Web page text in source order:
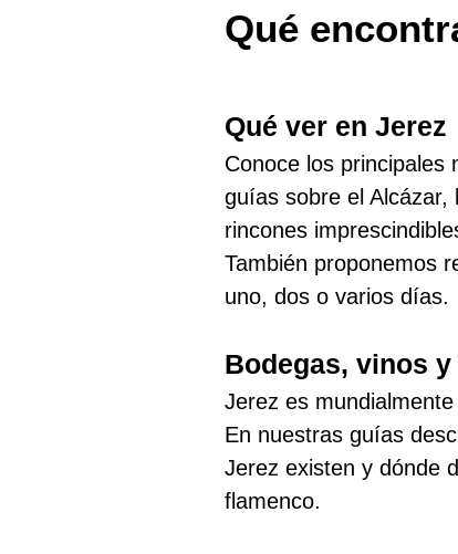
Qué
Qué ver en Jerez
Conoce los principales
guías sobre el Alcázar,
rincones
También proponemos
uno, dos o varios días.
Bodegas, vinos
Jerez es
En nuestras guías
Jerez existen y dónde
flamenco.